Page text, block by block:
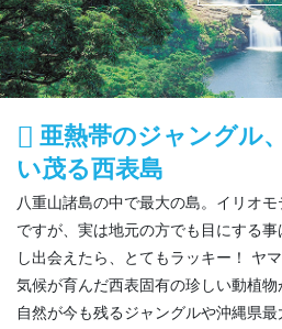
亜熱帯のジャングル
い茂る西表島
八重山諸島の中で最大の島。イリオ
ですが、実は地元の方でも目にする
し出会えたら、とてもラッキー！ ヤ
気候が育んだ西表固有の珍しい動植
自然が今も残るジャングルや沖縄県